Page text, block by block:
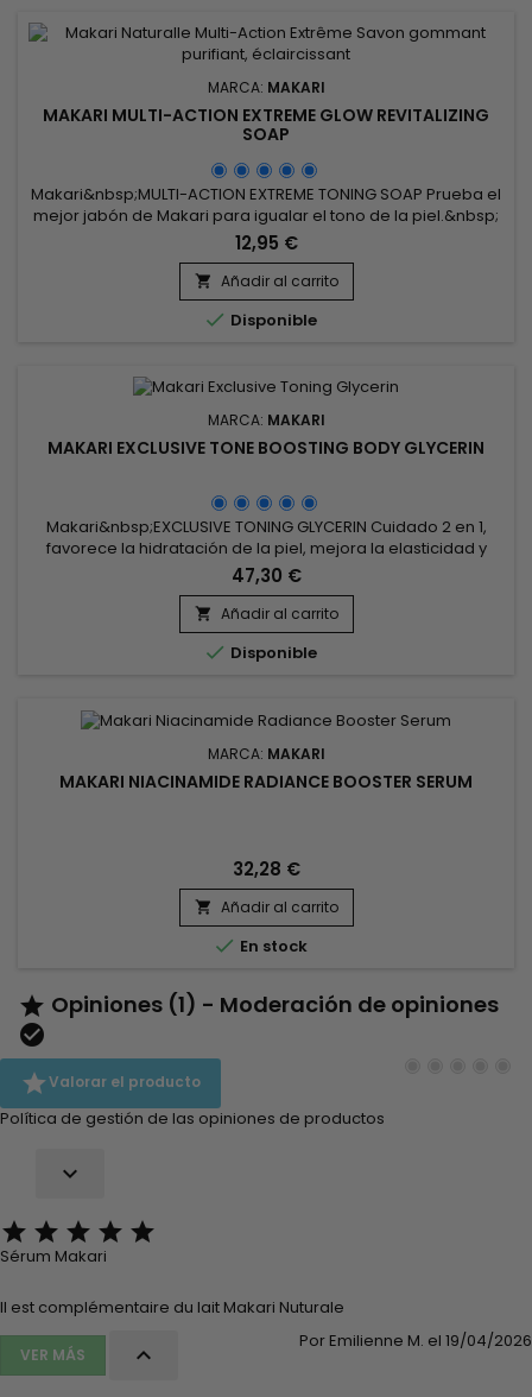
MARCA: MAKARI
MAKARI MULTI-ACTION EXTREME GLOW REVITALIZING
SOAP
Makari&nbsp;MULTI-ACTION EXTREME TONING SOAP Prueba el
mejor jabón de Makari para igualar el tono de la piel.&nbsp;
Esta barra humectante de triple acción con infusión de
aceite tonifica y nutre la piel mientras elimina impurezas y
residuos. Limpia y desintoxica la piel. Suaviza y suaviza la piel
áspera y seca. Normaliza los niveles de grasa en la...
12,95 €
 Añadir al carrito
 Disponible
MARCA: MAKARI
MAKARI EXCLUSIVE TONE BOOSTING BODY GLYCERIN
Makari&nbsp;EXCLUSIVE TONING GLYCERIN Cuidado 2 en 1,
favorece la hidratación de la piel, mejora la elasticidad y
suaviza la piel. La glicerina de Makari Extreme aclara las
áreas oscuras, desvanece las cicatrices, suaviza la piel y
crea una piel de apariencia más joven y una tez radiante. La
glicerina Makari se puede utilizar durante todo el año. En...
47,30 €
 Añadir al carrito
 Disponible
MARCA: MAKARI
MAKARI NIACINAMIDE RADIANCE BOOSTER SERUM
32,28 €
 Añadir al carrito
 En stock
 Opiniones (1) - Moderación de opiniones

Valorar el producto
Política de gestión de las opiniones de productos

    
Sérum Makari
Il est complémentaire du lait Makari Nuturale
Por Emilienne M. el 19/04/2026
VER MÁS 